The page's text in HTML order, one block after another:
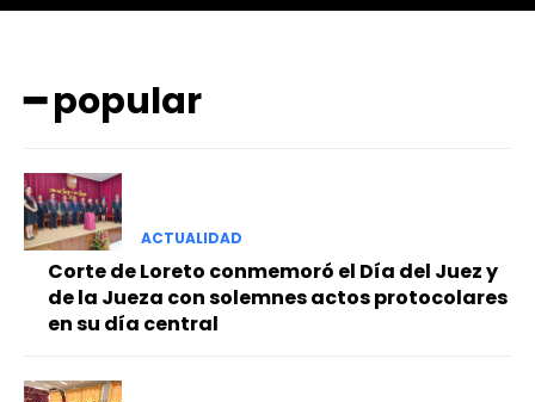
━ popular
ACTUALIDAD
Corte de Loreto conmemoró el Día del Juez y
de la Jueza con solemnes actos protocolares
en su día central